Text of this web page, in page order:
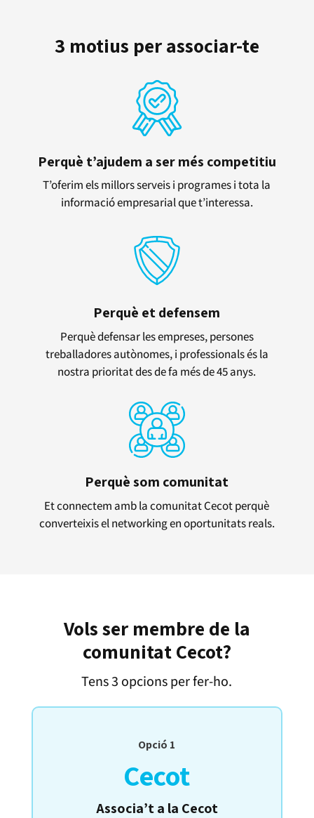
3 motius per associar-te
Perquè t’ajudem a ser més competitiu
T’oferim els millors serveis i programes i tota la
informació empresarial que t’interessa.
Perquè et defensem
Perquè defensar les empreses, persones
treballadores autònomes, i professionals és la
nostra prioritat des de fa més de 45 anys.
Perquè som comunitat
Et connectem amb la comunitat Cecot perquè
converteixis el networking en oportunitats reals.
Vols ser membre de la
comunitat Cecot?
Tens 3 opcions per fer-ho.
Opció 1
Cecot
Associa’t a la Cecot